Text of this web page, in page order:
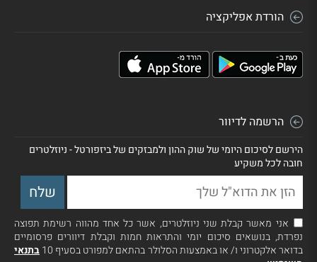
הורדת אפליקציה
הרשמה לדיוור
הירשם לסיכום היומי של שוק ההון ולמבזקים של ביזפורטל - ניוזלטרים
חובה לכל משקיע
אני מאשר קבלת שני ניוזלטרים, אשר כל אחד מהווה רשימת תפוצה
נפרדת, בנושאים סיכום יומי והתראות חמות וקבלת דיוורים פרסומיים
בדואר אלקטרוני ו/ או באמצעות הסלולר בהתאם למפורט בסעיף 10
בתנאי